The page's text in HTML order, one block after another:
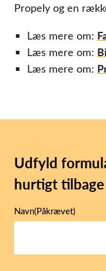
Propely og en
Læs mere om:
Læs mere om:
Læs mere om:
Udfyld
hurtigt
Navn(Påkrævet)